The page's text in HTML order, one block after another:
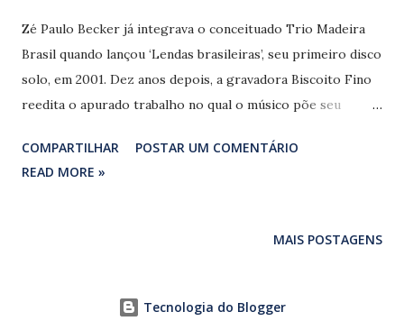
Zé Paulo Becker já integrava o conceituado Trio Madeira
Brasil quando lançou ‘Lendas brasileiras’, seu primeiro disco
solo, em 2001. Dez anos depois, a gravadora Biscoito Fino
reedita o apurado trabalho no qual o músico põe seu
brasileira. Becker também assina os inventivos arranjos que
realçam (ainda mais) a beleza do repertório. Entre a valsa
‘Feitiço da Vila’ (Vadico/ Noel Rosa) e valoriza a joia de
COMPARTILHAR
POSTAR UM COMENTÁRIO
READ MORE »
MAIS POSTAGENS
Tecnologia do Blogger